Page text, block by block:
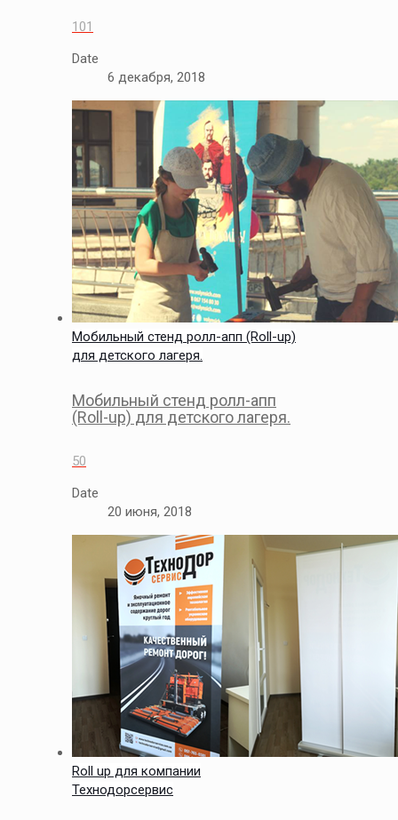
101
Date
6 декабря, 2018
Мобильный стенд ролл-апп (Roll-up)
для детского лагеря.
Мобильный стенд ролл-апп
(Roll-up) для детского лагеря.
50
Date
20 июня, 2018
Roll up для компании
Технодорсервис